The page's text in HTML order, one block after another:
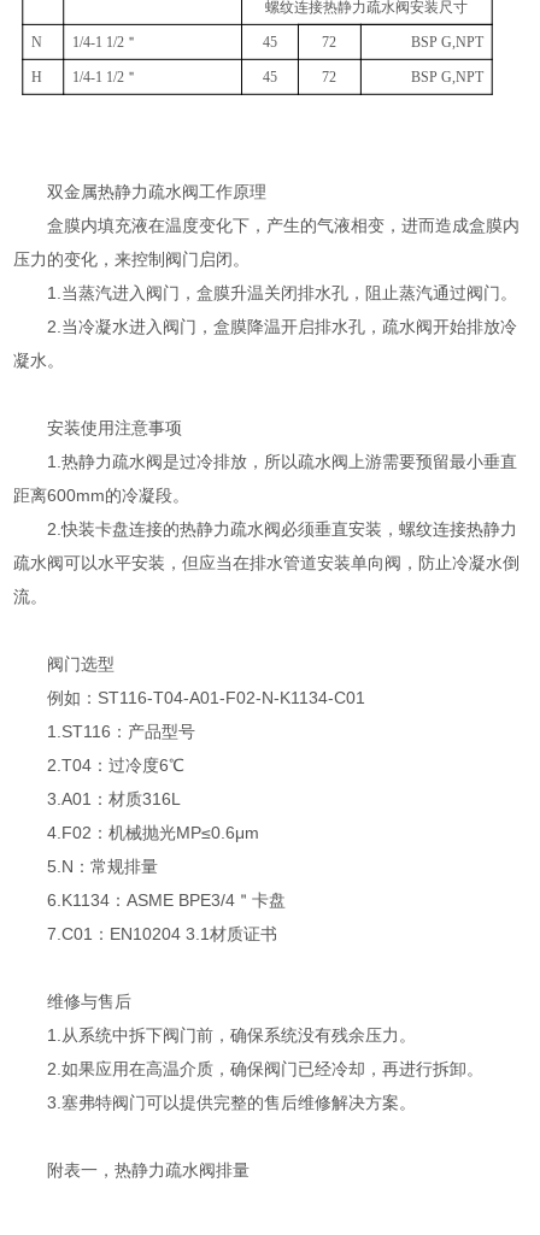
螺纹连接热静力疏水阀安装尺寸
N 1/4-1 1/2＂ 45 72 BSP G,NPT
H 1/4-1 1/2＂ 45 72 BSP G,NPT
双金属热静力疏水阀工作原理
盒膜内填充液在温度变化下，产生的气液相变，进而造成盒膜内
压力的变化，来控制阀门启闭。
1.当蒸汽进入阀门，盒膜升温关闭排水孔，阻止蒸汽通过阀门。
2.当冷凝水进入阀门，盒膜降温开启排水孔，疏水阀开始排放冷
凝水。
安装使用注意事项
1.热静力疏水阀是过冷排放，所以疏水阀上游需要预留最小垂直
距离600mm的冷凝段。
2.快装卡盘连接的热静力疏水阀必须垂直安装，螺纹连接热静力
疏水阀可以水平安装，但应当在排水管道安装单向阀，防止冷凝水倒
流。
阀门选型
例如：ST116-T04-A01-F02-N-K1134-C01
1.ST116：产品型号
2.T04：过冷度6℃
3.A01：材质316L
4.F02：机械抛光MP≤0.6μm
5.N：常规排量
6.K1134：ASME BPE3/4＂卡盘
7.C01：EN10204 3.1材质证书
维修与售后
1.从系统中拆下阀门前，确保系统没有残余压力。
2.如果应用在高温介质，确保阀门已经冷却，再进行拆卸。
3.塞弗特阀门可以提供完整的售后维修解决方案。
附表一，热静力疏水阀排量